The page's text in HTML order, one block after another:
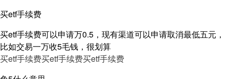
买etf手续费
买etf手续费可以申请万0.5，现有渠道可以申请取消最低五元，
比如交易一万收5毛钱，很划算
买etf手续费买etf手续费买etf手续费